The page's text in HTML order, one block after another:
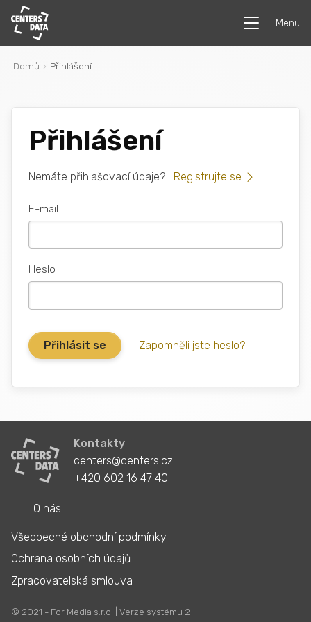
Menu
Domů Přihlášení
Přihlášení
Nemáte přihlašovací údaje? Registrujte se
E-mail
Heslo
Zapomněli jste heslo?
Kontakty
centers@centers.cz
+420 602 16 47 40
O nás
Všeobecné obchodní podmínky
Ochrana osobních údajů
Zpracovatelská smlouva
© 2021 - For Media s.r.o. | Verze systému 2